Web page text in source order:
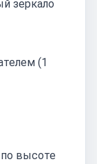
зеркало
(1
высоте